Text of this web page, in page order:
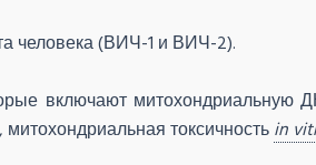
человека (ВИЧ-1 и ВИЧ-2).
включают митохондриальную
, митохондриальная токсичность in